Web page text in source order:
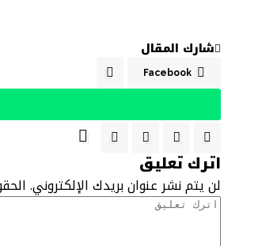
شارك المقال
Facebook
اترك تعليق
لن يتم نشر عنوان بريدك الإلكتروني.